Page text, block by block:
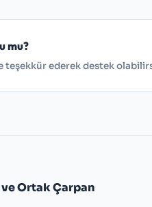
mu?
teşekkür ederek destek
ve Ortak Çarpan